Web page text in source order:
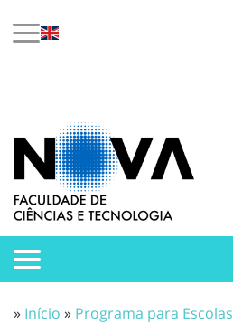
» Início » Programa para Escolas